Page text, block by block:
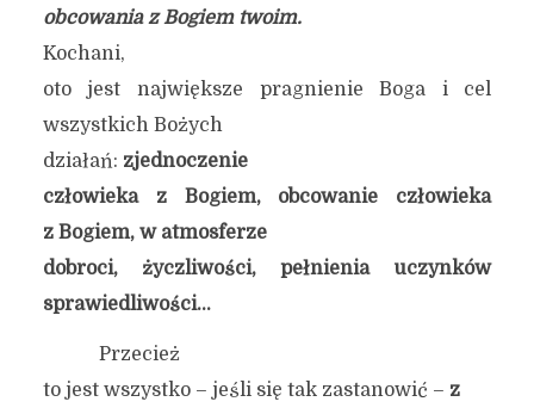
obcowania z Bogiem twoim.
Kochani,
oto jest największe pragnienie Boga i cel
wszystkich Bożych
działań: zjednoczenie
człowieka z Bogiem, obcowanie człowieka
z Bogiem, w atmosferze
dobroci, życzliwości, pełnienia uczynków
sprawiedliwości…
Przecież
to jest wszystko – jeśli się tak zastanowić – z